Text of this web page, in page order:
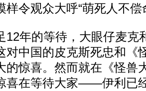
样令观众大呼“萌死人不偿
年的等待，大眼仔麦克
对中国的皮克斯死忠和《
的惊喜。然而就在《怪兽
喜在等待大家——伊利已